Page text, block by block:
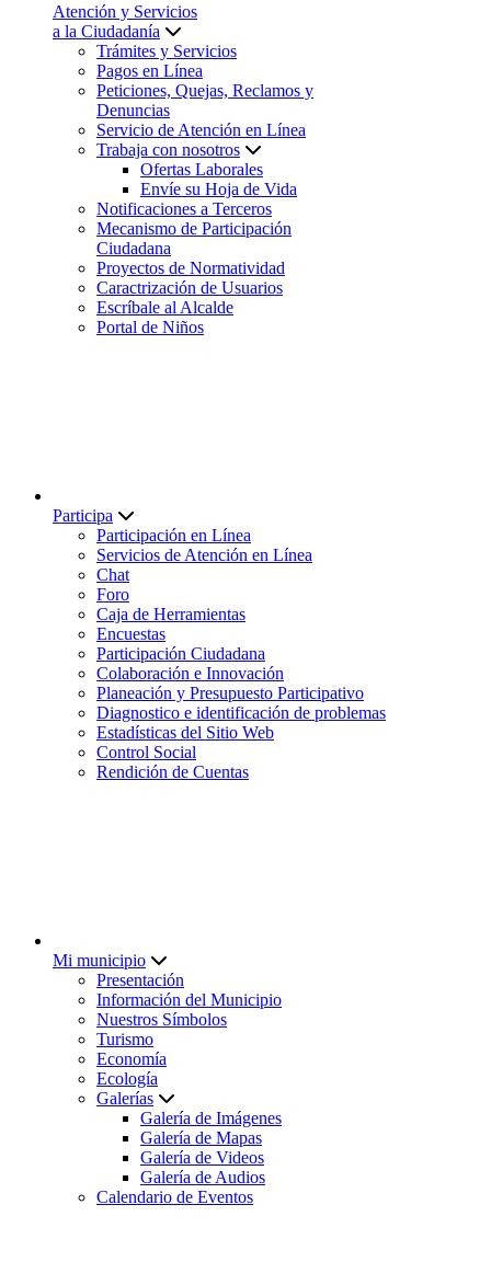
Atención y Servicios
a la Ciudadanía
Trámites y Servicios
Pagos en Línea
Peticiones, Quejas, Reclamos y
Denuncias
Servicio de Atención en Línea
Trabaja con nosotros
Ofertas Laborales
Envíe su Hoja de Vida
Notificaciones a Terceros
Mecanismo de Participación
Ciudadana
Proyectos de Normatividad
Caractrización de Usuarios
Escríbale al Alcalde
Portal de Niños
Participa
Participación en Línea
Servicios de Atención en Línea
Chat
Foro
Caja de Herramientas
Encuestas
Participación Ciudadana
Colaboración e Innovación
Planeación y Presupuesto Participativo
Diagnostico e identificación de problemas
Estadísticas del Sitio Web
Control Social
Rendición de Cuentas
Mi municipio
Presentación
Información del Municipio
Nuestros Símbolos
Turismo
Economía
Ecología
Galerías
Galería de Imágenes
Galería de Mapas
Galería de Videos
Galería de Audios
Calendario de Eventos